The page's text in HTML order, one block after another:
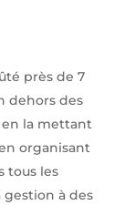
près de 7
dehors des
en la mettant
organisant
tous les
à des